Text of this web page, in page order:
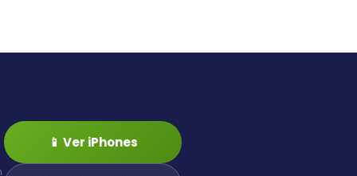
📱 Ver iPhones